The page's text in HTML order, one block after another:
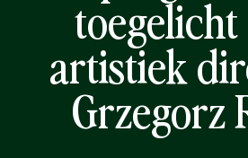
artistiek
Grzegorz